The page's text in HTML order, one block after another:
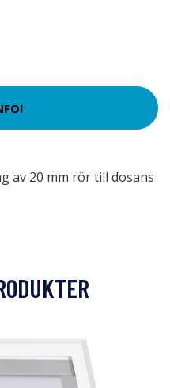
av 20 mm rör till dosans